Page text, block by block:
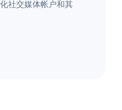
社交媒体帐户和其